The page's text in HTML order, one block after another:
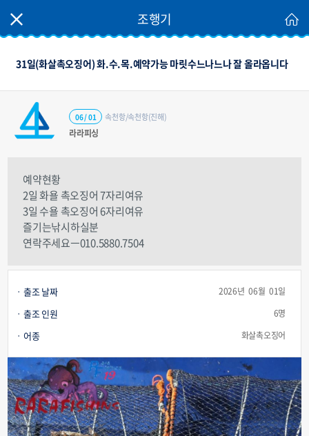
조행기
31일(화살촉오징어) 화.수.목.예약가능 마릿수느나느나 잘 올라옵니다
라라피싱
속천항/속천항(진해)
06 / 01
예약현황
2일 화욜 촉오징어 7자리여유
3일 수욜 촉오징어 6자리여유
즐기는낚시하실분
연락주세요ㅡ010.5880.7504
출조 날짜 2026년 06월 01일
출조 인원 6명
어종 화살촉오징어